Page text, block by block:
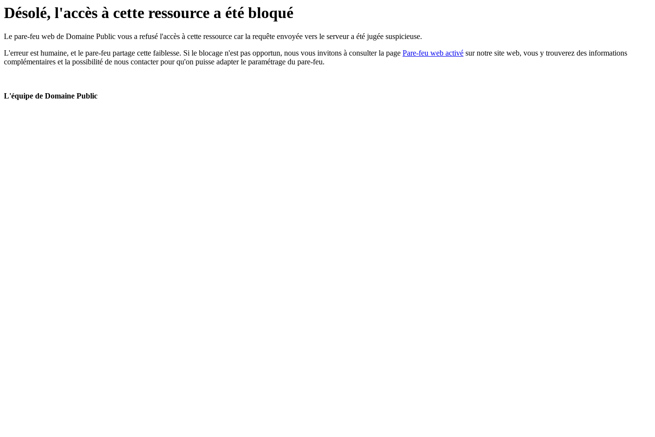
Désolé, l'accès à cette ressource a été bloqué
Le pare-feu web de Domaine Public vous a refusé l'accès à cette ressource car la requête envoyée vers le serveur a été jugée suspicieuse.
L'erreur est humaine, et le pare-feu partage cette faiblesse. Si le blocage n'est pas opportun, nous vous invitons à consulter la page Pare-feu web activé sur notre site web, vous y trouverez des informations
complémentaires et la possibilité de nous contacter pour qu'on puisse adapter le paramétrage du pare-feu.
L'équipe de Domaine Public